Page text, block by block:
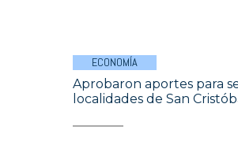
ECONOMÍA
Aprobaron aportes para
localidades de San